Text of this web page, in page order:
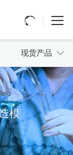
现货产品
模